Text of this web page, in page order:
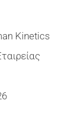
Kinetics